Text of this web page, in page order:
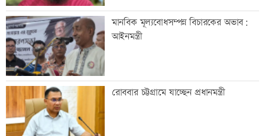
মানবিক মূল্যবোধসম্পন্ন বিচারকের অভাব:
আইনমন্ত্রী
রোববার চট্টগ্রামে যাচ্ছেন প্রধানমন্ত্রী